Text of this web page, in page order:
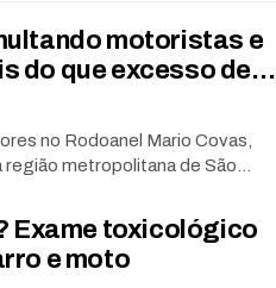
motoristas e
do que excesso de…
no Rodoanel Mario Covas,
metropolitana de São…
Exame toxicológico
e moto